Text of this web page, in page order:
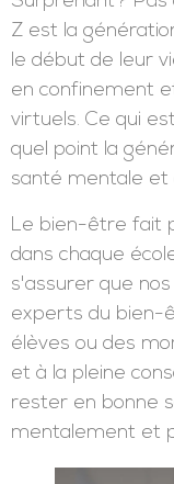
L'image est
concerne leur vie
temps sont durs
jamais été aussi
personnelle
choisi le bien-
Surprenant? Pas
Z est la
le début de leur
en confinement
virtuels. Ce qui
quel point la
santé mentale
Le bien-être fait
dans chaque